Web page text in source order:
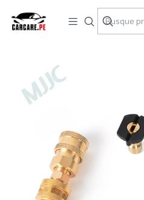
Inicio
Kit Conector Rápido + Boquillas de